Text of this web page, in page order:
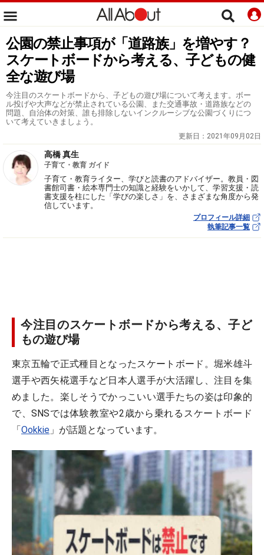
公園の禁止事項が「道路族」を増やす？
スケートボードから考える、子どもの健
全な遊び場
今注目のスケートボードから、子どもの遊び場について考えます。ボー
ル投げや大声などが禁止されている公園、また交通事故・道路族などの
問題、自治体の対策、誰も排除しないインクルーシブな公園づくりにつ
いて考えていきましょう。
更新日： 2021年09月02日
高橋 真生
子育て・教育 ガイド
子育て・教育ライター、学びと読書のアドバイザー。教員・図
書館司書・絵本専門士の知識と経験をいかして、学習支援・読
書支援を柱にした「学びの楽しさ」を、さまざまな角度から発
信しています。
プロフィール詳細
執筆記事一覧
今注目のスケートボードから考える、子ど
もの遊び場
東京五輪で正式種目となったスケートボード。堀米雄斗
選手や西矢椛選手など日本人選手が大活躍し、注目を集
めました。楽しそうでかっこいい選手たちの姿は印象的
で、SNSでは体験教室や2歳から乗れるスケートボード
「Ookkie 」が話題となっています。